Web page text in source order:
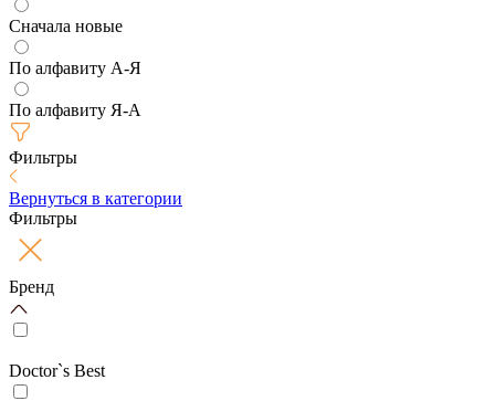
Сначала новые
По алфавиту А-Я
По алфавиту Я-А
Фильтры
Вернуться в категории
Фильтры
Бренд
Doctor`s Best